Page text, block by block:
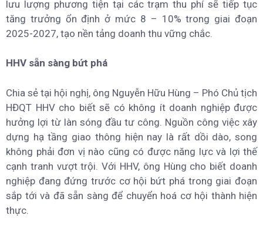
lưu lượng phương tiện tại các trạm thu phí sẽ tiếp tục
tăng trưởng ổn định ở mức 8 – 10% trong giai đoạn
2025-2027, tạo nền tảng doanh thu vững chắc.
HHV sẵn sàng bứt phá
Chia sẻ tại hội nghị, ông Nguyễn Hữu Hùng – Phó Chủ tịch
HĐQT HHV cho biết sẽ có không ít doanh nghiệp được
hưởng lợi từ làn sóng đầu tư công. Nguồn công việc xây
dựng hạ tầng giao thông hiện nay là rất dồi dào, song
không phải đơn vị nào cũng có được năng lực và lợi thế
cạnh tranh vượt trội. Với HHV, ông Hùng cho biết doanh
nghiệp đang đứng trước cơ hội bứt phá trong giai đoạn
sắp tới và đã sẵn sàng để chuyển hoá cơ hội thành hiện
thực.